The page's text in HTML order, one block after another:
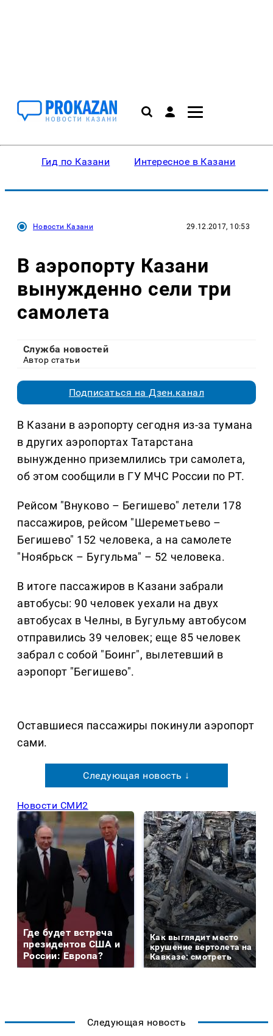
Гид по Казани Интересное в Казани
Новости Казани 29.12.2017, 10:53
В аэропорту Казани
вынужденно сели три
самолета‍
Служба новостей
Автор статьи
Подписаться на Дзен.канал
В Казани в аэропорту сегодня из-за тумана
в других аэропортах Татарстана
вынужденно приземлились три самолета,
об этом сообщили в ГУ МЧС России по РТ.
Рейсом "Внуково – Бегишево" летели 178
пассажиров, рейсом "Шереметьево –
Бегишево" 152 человека, а на самолете
"Ноябрьск – Бугульма" – 52 человека.
В итоге пассажиров в Казани забрали
автобусы: 90 человек уехали на двух
автобусах в Челны, в Бугульму автобусом
отправились 39 человек; еще 85 человек
забрал с собой "Боинг", вылетевший в
аэропорт "Бегишево".
Оставшиеся пассажиры покинули аэропорт
сами.
Следующая новость ↓
Новости СМИ2
Где будет встреча
президентов США и
России: Европа?
Как выглядит место
крушение вертолета на
Кавказе: смотреть
Следующая новость